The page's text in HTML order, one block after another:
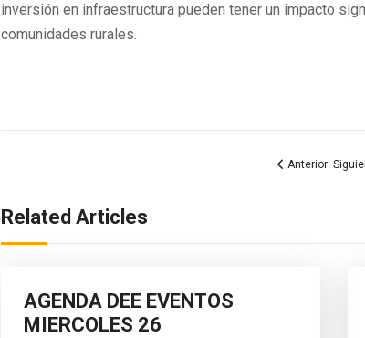
inversión en infraestructura pueden tener un impacto
comunidades rurales.
Artículo anterior:
Anterior
Related Articles
AGENDA DEE EVENTOS
MIERCOLES 26